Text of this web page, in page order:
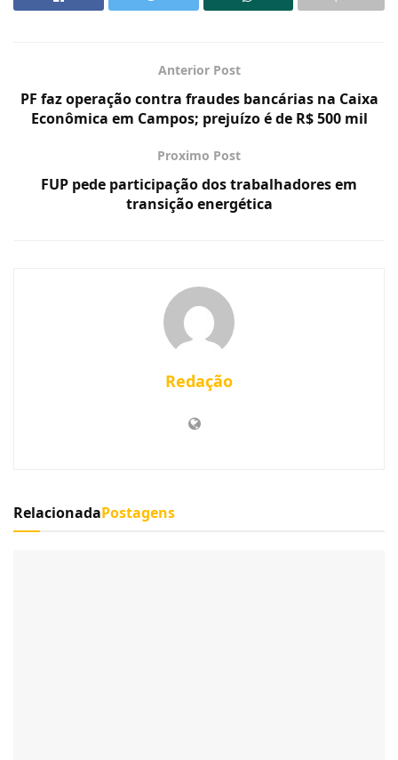
Anterior Post
PF faz operação contra fraudes bancárias na Caixa
Econômica em Campos; prejuízo é de R$ 500 mil
Proximo Post
FUP pede participação dos trabalhadores em
transição energética
Redação
RelacionadaPostagens